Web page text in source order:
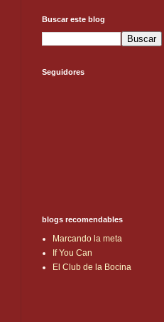
Buscar este blog
Seguidores
blogs recomendables
Marcando la meta
If You Can
El Club de la Bocina